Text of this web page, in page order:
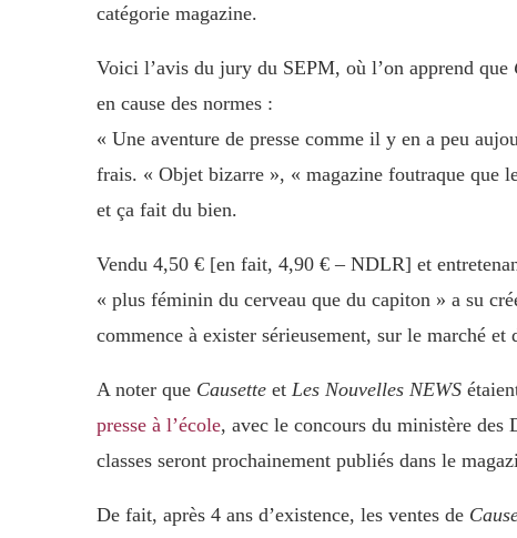
catégorie magazine.
Voici l’avis du jury du SEPM, où l’on apprend que
en cause des normes :
« Une aventure de presse comme il y en a peu
frais. « Objet bizarre », « magazine foutraque que
et ça fait du bien.
Vendu 4,50 € [en fait, 4,90 € – NDLR] et
« plus féminin du cerveau que du capiton » a su
commence à exister sérieusement, sur le marché et
A noter que Causette et Les Nouvelles NEWS
presse à l’école, avec le concours du ministère des
classes seront prochainement publiés dans le
De fait, après 4 ans d’existence, les ventes de